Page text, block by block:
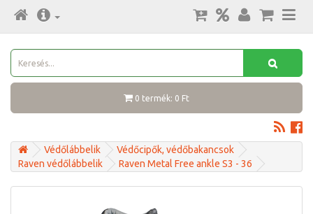
0 termék: 0 Ft
Védőlábbelik
Védőcipők, védőbakancsok
Raven védőlábbelik
Raven Metal Free ankle S3 - 36